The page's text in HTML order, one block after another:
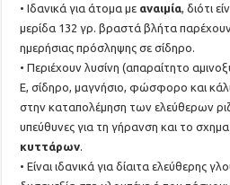
• Ιδανικά για άτομα με αναιμία , διότι
μερίδα 132 γρ. βραστά βλήτα
ημερήσιας πρόσληψης σε σίδηρο.
• Περιέχουν λυσίνη (απαραίτητο
Ε, σίδηρο, μαγνήσιο, φώσφορο και
στην καταπολέμηση των ελεύθερων
υπεύθυνες για τη γήρανση και το
κυττάρων
• Είναι ιδανικά για δίαιτα ελεύθερης